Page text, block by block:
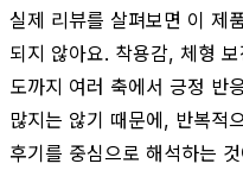
실제 리뷰를 살펴보면 이 제
되지 않아요. 착용감, 체형
도까지 여러 축에서 긍정 반
많지는 않기 때문에, 반복적
후기를 중심으로 해석하는